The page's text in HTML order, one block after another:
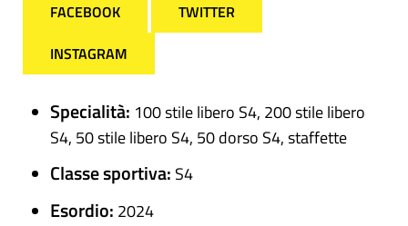
FACEBOOK
TWITTER
INSTAGRAM
Specialità: 100 stile libero S4, 200 stile libero
S4, 50 stile libero S4, 50 dorso S4, staffette
Classe sportiva: S4
Esordio: 2024